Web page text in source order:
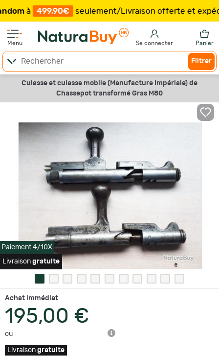
à 499,90€ seulement/Livraison offerte et expédition
Menu Se connecter Panier
Filtrer
Culasse et culasse mobile (Manufacture Impériale) de
Chassepot transformé Gras M80
Paiement 4/10X
Livraison gratuite
Achat immédiat
195,00 €
ou
Livraison gratuite